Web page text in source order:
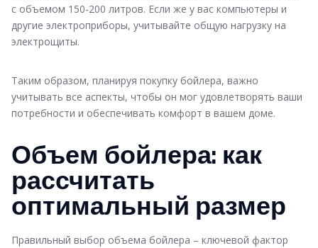
с объемом 150-200 литров. Если же у вас компьютеры и
другие электроприборы, учитывайте общую нагрузку на
электрощиты.
Таким образом, планируя покупку бойлера, важно
учитывать все аспекты, чтобы он мог удовлетворять ваши
потребности и обеспечивать комфорт в вашем доме.
Объем бойлера: как
рассчитать
оптимальный размер
Правильный выбор объема бойлера – ключевой фактор